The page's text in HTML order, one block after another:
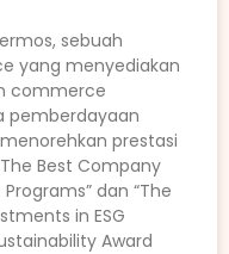
sebuah
yang menyediakan
commerce
pemberdayaan
prestasi
Best Company
dan “The
in ESG
Award